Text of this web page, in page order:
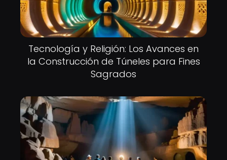
Tecnología y Religión: Los Avances en
la Construcción de Túneles para Fines
Sagrados